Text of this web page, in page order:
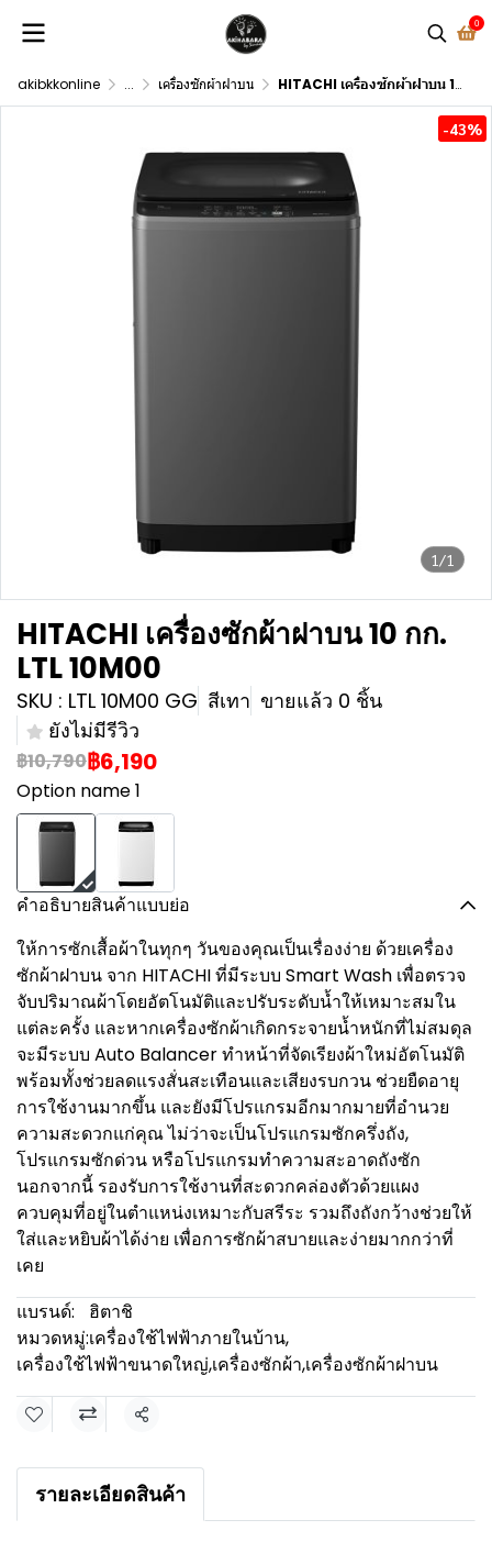
0
akibkkonline ... เครื่องซักผ้าฝาบน HITACHI เครื่องซักผ้าฝาบน 10 กก. LTL 10M00
1/1
-43%
HITACHI เครื่องซักผ้าฝาบน 10 กก.
LTL 10M00
SKU : LTL 10M00 GG สีเทา ขายแล้ว 0 ชิ้น
ยังไม่มีรีวิว
฿10,790฿6,190
Option name 1
คำอธิบายสินค้าแบบย่อ
ให้การซักเสื้อผ้าในทุกๆ วันของคุณเป็นเรื่องง่าย ด้วยเครื่อง
ซักผ้าฝาบน จาก HITACHI ที่มีระบบ Smart Wash เพื่อตรวจ
จับปริมาณผ้าโดยอัตโนมัติและปรับระดับน้ำให้เหมาะสมใน
แต่ละครั้ง และหากเครื่องซักผ้าเกิดกระจายน้ำหนักที่ไม่สมดุล
จะมีระบบ Auto Balancer ทำหน้าที่จัดเรียงผ้าใหม่อัตโนมัติ
พร้อมทั้งช่วยลดแรงสั่นสะเทือนและเสียงรบกวน ช่วยยืดอายุ
การใช้งานมากขึ้น และยังมีโปรแกรมอีกมากมายที่อำนวย
ความสะดวกแก่คุณ ไม่ว่าจะเป็นโปรแกรมซักครึ่งถัง,
โปรแกรมซักด่วน หรือโปรแกรมทำความสะอาดถังซัก
นอกจากนี้ รองรับการใช้งานที่สะดวกคล่องตัวด้วยแผง
ควบคุมที่อยู่ในตำแหน่งเหมาะกับสรีระ รวมถึงถังกว้างช่วยให้
ใส่และหยิบผ้าได้ง่าย เพื่อการซักผ้าสบายและง่ายมากกว่าที่
เคย
แบรนด์:
ฮิตาชิ
หมวดหมู่:เครื่องใช้ไฟฟ้าภายในบ้าน,
เครื่องใช้ไฟฟ้าขนาดใหญ่,เครื่องซักผ้า,เครื่องซักผ้าฝาบน
แชร์
รายละเอียดสินค้า